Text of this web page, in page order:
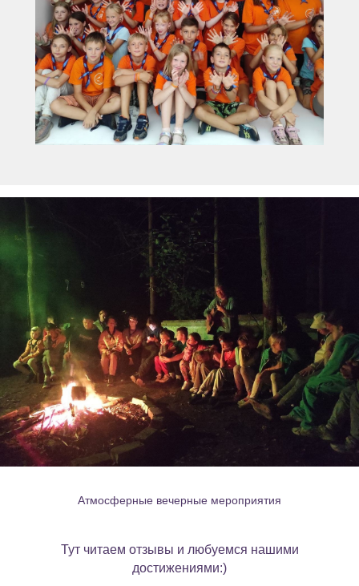
Атмосферные вечерные мероприятия
Тут читаем отзывы и любуемся нашими
достижениями:)